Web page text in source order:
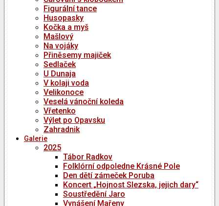
Figurální tance
Husopasky
Kočka a myš
Mašlový
Na vojáky
Přiněsemy majiček
Sedlaček
U Dunaja
V kolaji voda
Velikonoce
Veselá vánoční koleda
Vřetenko
Výlet po Opavsku
Zahradnik
Galerie
2025
Tábor Radkov
Folklórní odpoledne Krásné Pole
Den dětí zámeček Poruba
Koncert „Hojnost Slezska, jejich dary“
Soustředění Jaro
Vynášení Mařeny